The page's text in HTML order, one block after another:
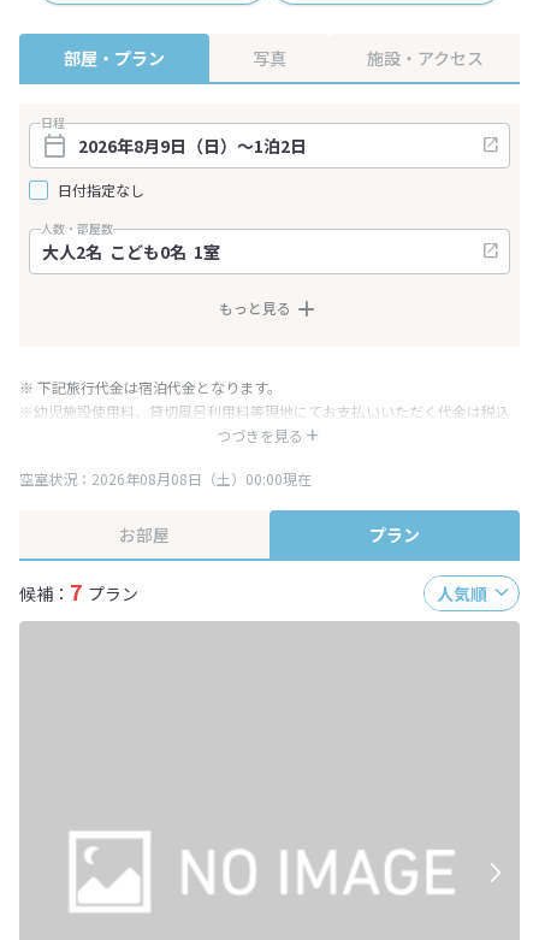
部屋・プラン 写真 施設・アクセス
日程
日付指定なし
人数・部屋数
もっと見る
つづきを見る
※ 下記旅行代金は宿泊代金となります。
※幼児施設使用料、貸切風呂利用料等現地にてお支払いいただく代金は税込
み表記となりますが、消費税増税に伴い代金が一部変更となる場合がござい
※表示されている旅行代金・プラン内容は一定時間ごとに更新されます。最
空室状況：2026年08月08日（土）00:00現在
お部屋 プラン
候補： 7 プラン 人気順